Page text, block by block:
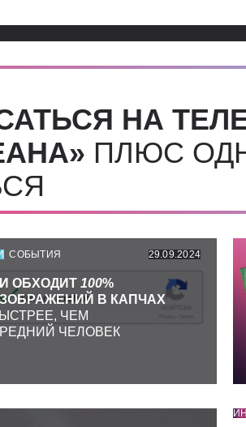
НА
ПЛЮС
СОБЫТИЯ 29.09.2024
ОБХОДИТ 100%
В КАПЧАХ
ЧЕМ
ЧЕЛОВЕК